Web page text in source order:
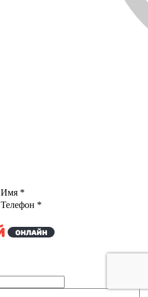
Имя *
Телефон *